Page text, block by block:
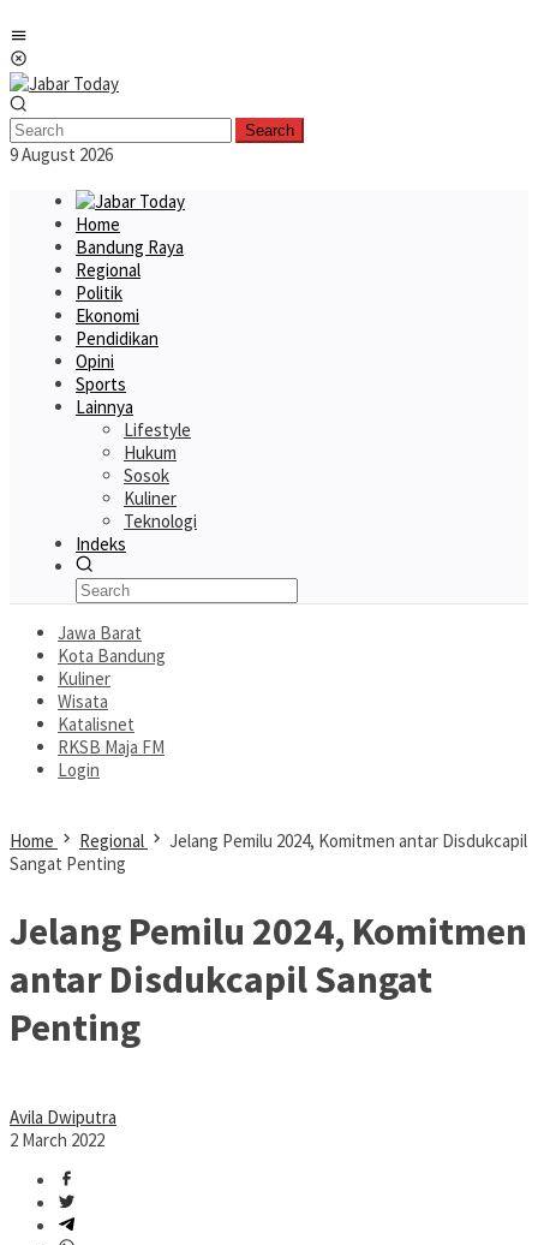
to
content
Search
9 August 2026
Home
Bandung Raya
Regional
Politik
Ekonomi
Pendidikan
Opini
Sports
Lainnya
Lifestyle
Hukum
Sosok
Kuliner
Teknologi
Indeks
Jawa Barat
Kota Bandung
Kuliner
Wisata
Katalisnet
RKSB Maja FM
Login
Home Regional
Jelang Pemilu 2024, Komitmen antar Disdukcapil
Sangat Penting
Jelang Pemilu 2024, Komitmen
antar Disdukcapil Sangat
Penting
Avila Dwiputra
2 March 2022